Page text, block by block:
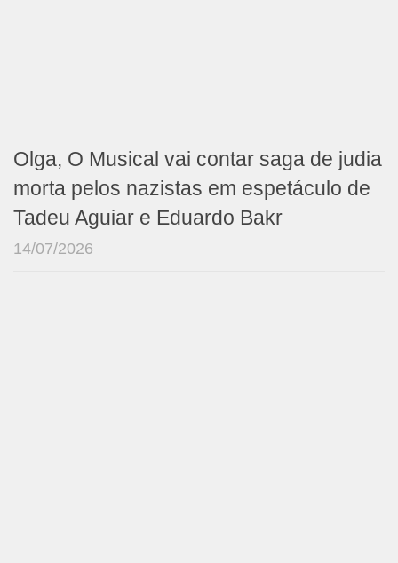
Olga, O Musical vai contar saga de judia
morta pelos nazistas em espetáculo de
Tadeu Aguiar e Eduardo Bakr
14/07/2026